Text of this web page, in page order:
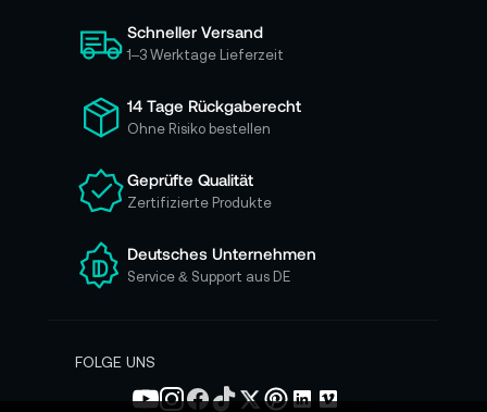
c
h
ü
r
u
e
e
n
N
s
Schneller Versand
1–3 Werktage Lieferzeit
14 Tage Rückgaberecht
Ohne Risiko bestellen
Geprüfte Qualität
Zertifizierte Produkte
Deutsches Unternehmen
Service & Support aus DE
FOLGE UNS